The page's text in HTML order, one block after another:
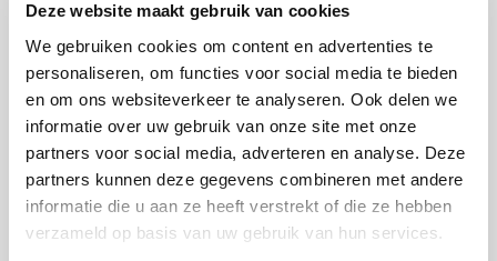
Deze website maakt gebruik van cookies
We gebruiken cookies om content en advertenties te
personaliseren, om functies voor social media te bieden
en om ons websiteverkeer te analyseren. Ook delen we
informatie over uw gebruik van onze site met onze
partners voor social media, adverteren en analyse. Deze
partners kunnen deze gegevens combineren met andere
informatie die u aan ze heeft verstrekt of die ze hebben
verzameld op basis van uw gebruik van hun services.
Waar kun je akoestische
wandpanelen voor gebruiken?
Akoestische panelen zijn ontzettend veelzijdig en geschikt
voor talloze ruimtes, zoals:
Kantoren en vergaderruimtes:Minder galm, meer
focus.